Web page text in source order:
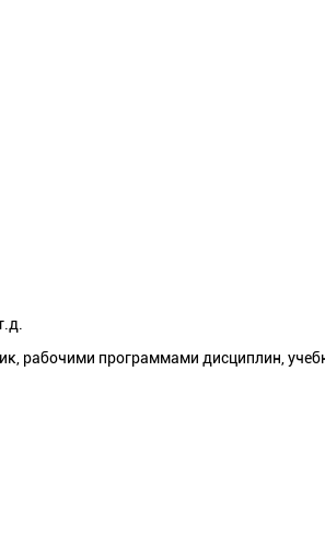
рабочими программами дисциплин,